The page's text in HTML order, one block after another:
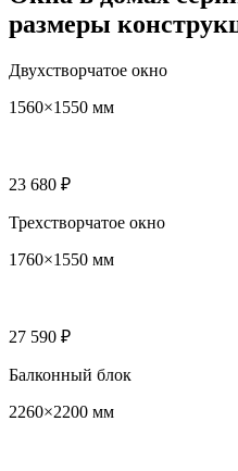
размеры
Двухстворчатое окно
1560×1550 мм
23 680 ₽
Трехстворчатое окно
1760×1550 мм
27 590 ₽
Балконный блок
2260×2200 мм